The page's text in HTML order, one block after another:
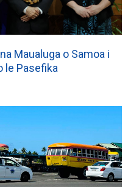
Maualuga o Samoa i
le Pasefika